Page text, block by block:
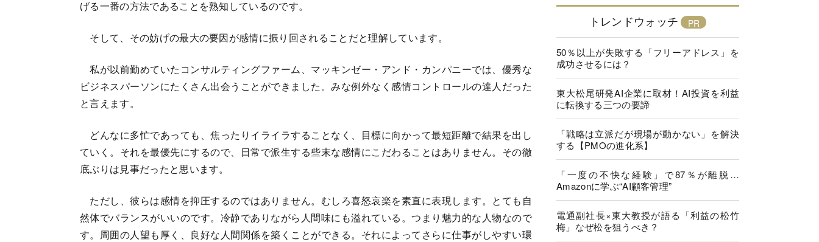
げる一番の方法であることを熟知しているのです。
そして、その妨げの最大の要因が感情に振り回されることだと理解しています。
私が以前勤めていたコンサルティングファーム、マッキンゼー・アンド・カンパニーでは、優秀な
ビジネスパーソンにたくさん出会うことができました。みな例外なく感情コントロールの達人だった
と言えます。
どんなに多忙であっても、焦ったりイライラすることなく、目標に向かって最短距離で結果を出し
ていく。それを最優先にするので、日常で派生する些末な感情にこだわることはありません。その徹
底ぶりは見事だったと思います。
ただし、彼らは感情を抑圧するのではありません。むしろ喜怒哀楽を素直に表現します。とても自
然体でバランスがいいのです。冷静でありながら人間味にも溢れている。つまり魅力的な人物なので
す。周囲の人望も厚く、良好な人間関係を築くことができる。それによってさらに仕事がしやすい環
トレンドウォッチ
50％以上が失敗する「フリーアドレス」を
成功させるには？
東大松尾研発AI企業に取材！AI投資を利益
に転換する三つの要諦
「戦略は立派だが現場が動かない」を解決
する【PMOの進化系】
「一度の不快な経験」で87％が離脱…
Amazonに学ぶ“AI顧客管理”
電通副社長×東大教授が語る「利益の松竹
梅」なぜ松を狙うべき？